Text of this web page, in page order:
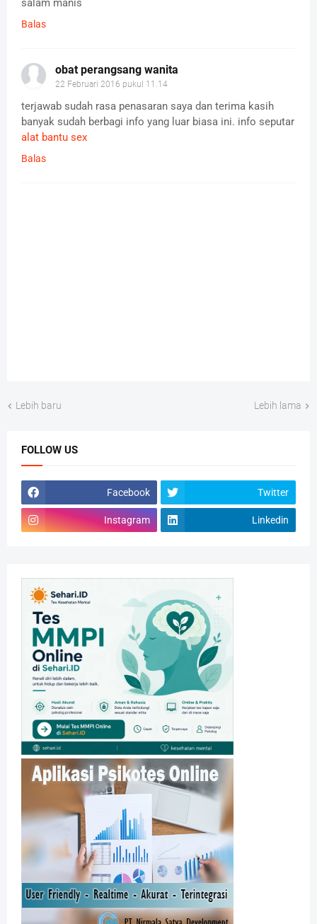
salam manis
Balas
obat perangsang wanita
22 Februari 2016 pukul 11.14
terjawab sudah rasa penasaran saya dan terima kasih
banyak sudah berbagi info yang luar biasa ini. info seputar
alat bantu sex
Balas
Lebih baru Lebih lama
FOLLOW US
Facebook Twitter
Instagram Linkedin